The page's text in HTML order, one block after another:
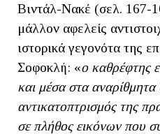
Βιντάλ-Νακέ (σελ. 167-
μάλλον αφελείς
ιστορικά γεγονότα της
Σοφοκλή: «ο καθρέφτης
και μέσα στα
αντικατοπτρισμός της
σε πλήθος εικόνων που